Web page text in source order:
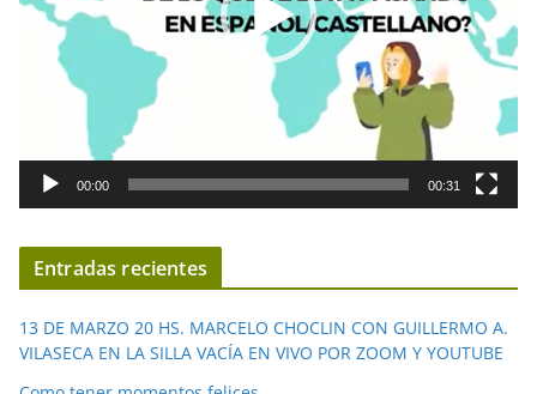
d
í
d
o
00:00 00:31
Entradas recientes
13 DE MARZO 20 HS. MARCELO CHOCLIN CON GUILLERMO A.
VILASECA EN LA SILLA VACÍA EN VIVO POR ZOOM Y YOUTUBE